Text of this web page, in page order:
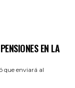
EN LA
que enviará al